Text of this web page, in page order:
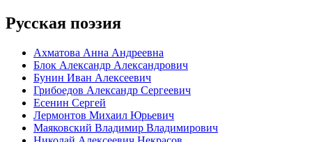
Русская поэзия
Ахматова Анна Андреевна
Блок Александр Александрович
Бунин Иван Алексеевич
Грибоедов Александр Сергеевич
Есенин Сергей
Лермонтов Михаил Юрьевич
Маяковский Владимир Владимирович